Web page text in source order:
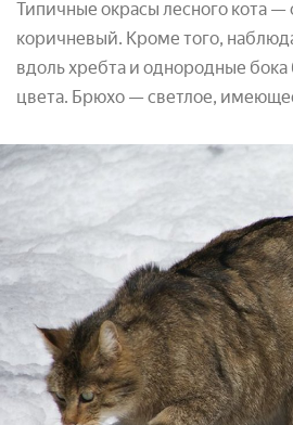
Типичные окрасы лесного кота
коричневый. Кроме того,
вдоль хребта и однородные бока
цвета. Брюхо — светлое,